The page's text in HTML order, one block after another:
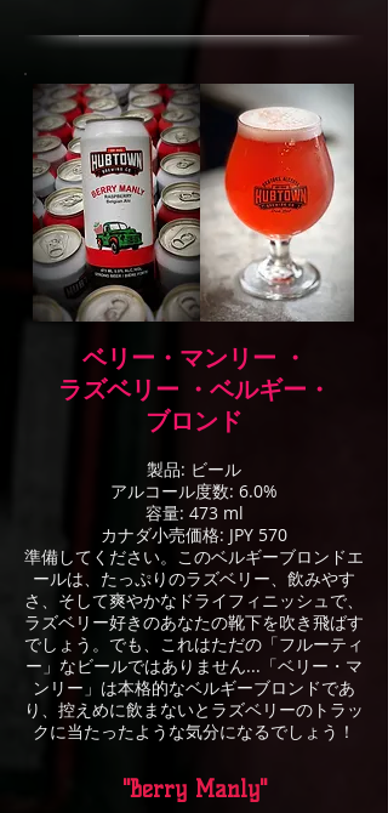
ベリー・マンリー ・
ラズベリー ・ベルギー・
ブロンド
製品: ビール
アルコール度数: 6.0%
容量: 473 ml
カナダ小売価格: JPY 570
準備してください。このベルギーブロンドエ
ールは、たっぷりのラズベリー、飲みやす
さ、そして爽やかなドライフィニッシュで、
ラズベリー好きのあなたの靴下を吹き飛ばす
でしょう。でも、これはただの「フルーティ
ー」なビールではありません...「ベリー・マ
ンリー」は本格的なベルギーブロンドであ
り、控えめに飲まないとラズベリーのトラッ
クに当たったような気分になるでしょう！
"Berry Manly"